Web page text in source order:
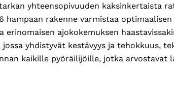
yhteensopivuuden kaksinkertaista
hampaan rakenne varmistaa optimaalisen
ajokokemuksen
yhdistyvät kestävyys ja tehokkuus,
kaikille pyöräilijöille, jotka arvostavat